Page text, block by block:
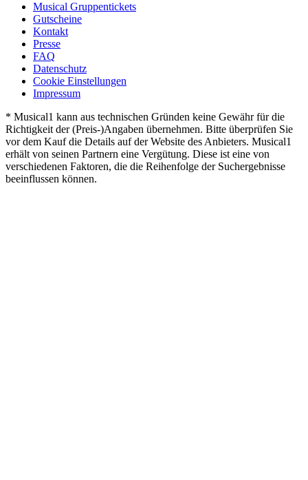
Musical Gruppentickets
Gutscheine
Kontakt
Presse
FAQ
Datenschutz
Cookie Einstellungen
Impressum
* Musical1 kann aus technischen Gründen keine Gewähr für die
Richtigkeit der (Preis-)Angaben übernehmen. Bitte überprüfen Sie
vor dem Kauf die Details auf der Website des Anbieters. Musical1
erhält von seinen Partnern eine Vergütung. Diese ist eine von
verschiedenen Faktoren, die die Reihenfolge der Suchergebnisse
beeinflussen können.